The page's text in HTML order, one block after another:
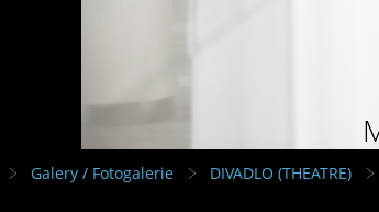
Galery / Fotogalerie DIVADLO (THEATRE)